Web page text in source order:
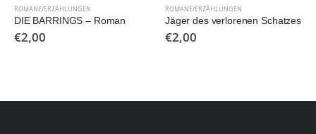
ROMANE/ERZÄHLUNGEN
DIE BARRINGS – Roman
€2,00
ROMANE/ERZÄHLUNGEN
Jäger des verlorenen Schatzes
€2,00